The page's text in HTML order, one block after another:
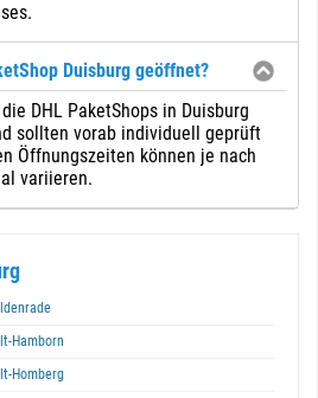
Duisburg geöffnet?
DHL PaketShops in Duisburg
sollten vorab individuell geprüft
Öffnungszeiten können je nach
variieren.
Hamborn
Homberg